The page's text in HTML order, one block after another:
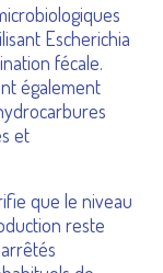
Escherichia
fécale.
également
et
que le niveau
reste